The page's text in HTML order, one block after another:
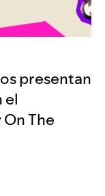
presentan
el
The